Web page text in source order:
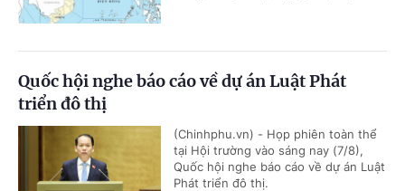
Quốc hội nghe báo cáo về dự án Luật Phát
triển đô thị
(Chinhphu.vn) - Họp phiên toàn thể
tại Hội trường vào sáng nay (7/8),
Quốc hội nghe báo cáo về dự án Luật
Phát triển đô thị.